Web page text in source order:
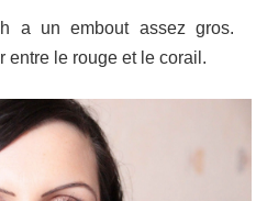
a un embout assez gros.
entre le rouge et le corail.